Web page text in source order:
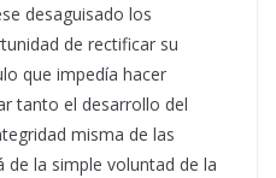
desaguisado los
de rectificar su
que impedía hacer
tanto el desarrollo del
misma de las
de la simple voluntad de la